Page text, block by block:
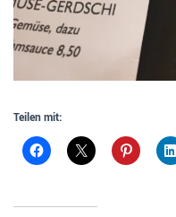
Teilen mit: